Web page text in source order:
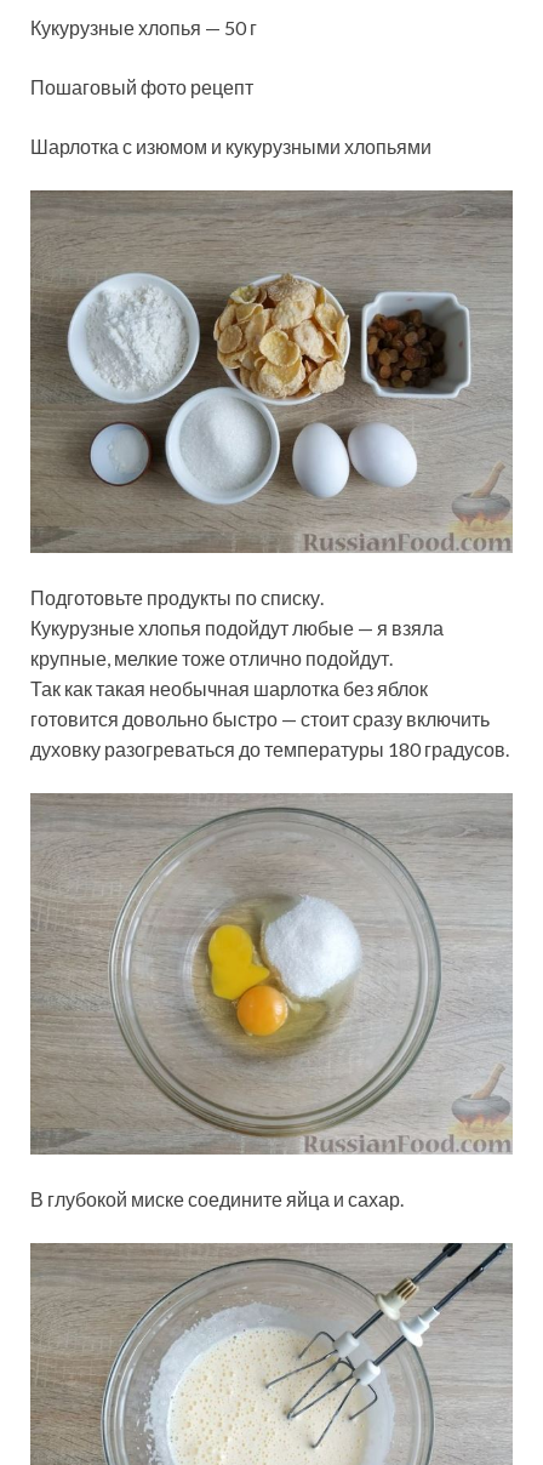
Кукурузные хлопья — 50 г
Пошаговый фото рецепт
Шарлотка с изюмом и кукурузными хлопьями
Подготовьте продукты по списку.
Кукурузные хлопья подойдут любые — я взяла
крупные, мелкие тоже отлично подойдут.
Так как такая необычная шарлотка без яблок
готовится довольно быстро — стоит сразу включить
духовку разогреваться до температуры 180 градусов.
В глубокой миске соедините яйца и сахар.